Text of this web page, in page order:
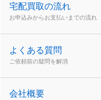
宅配買取の流れ
お申込みからお支払いまでの流れ
よくある質問
ご依頼前の疑問を解消
会社概要